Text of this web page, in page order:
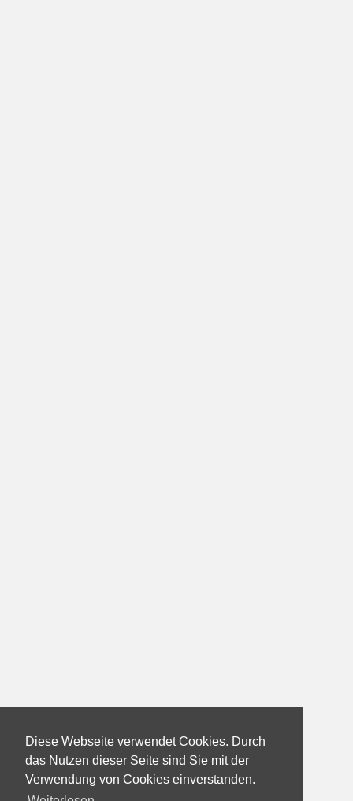
Diese Webseite verwendet Cookies. Durch
das Nutzen dieser Seite sind Sie mit der
Verwendung von Cookies einverstanden.